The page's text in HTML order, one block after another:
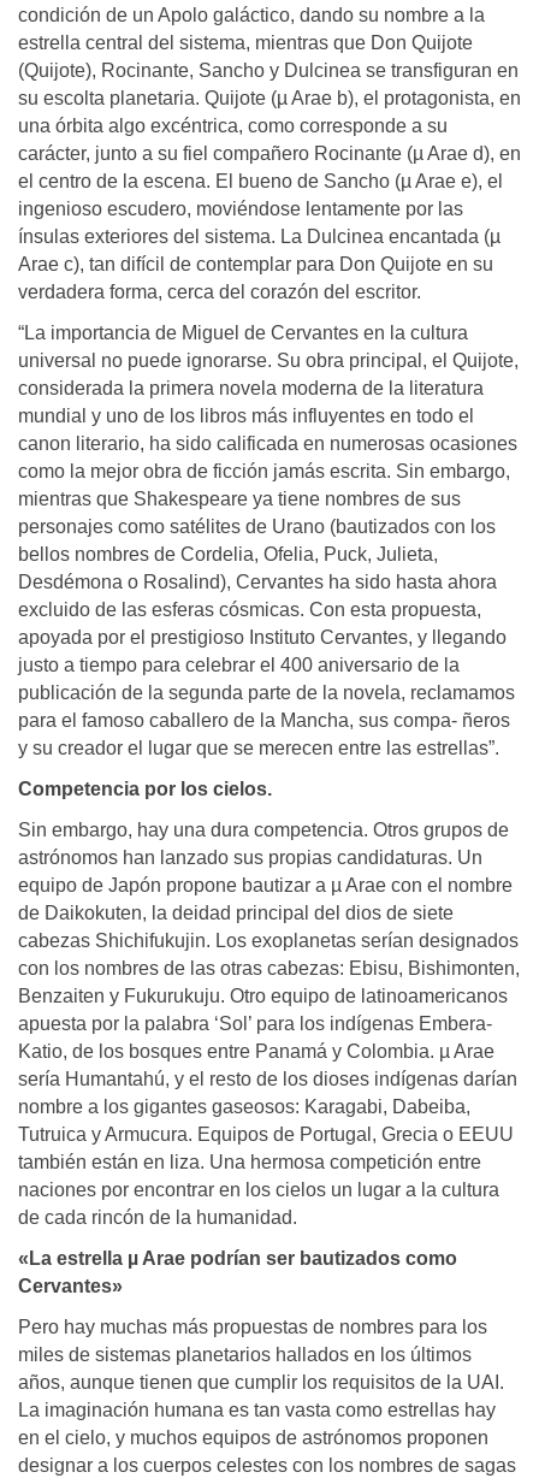
condición de un Apolo galáctico, dando su nombre a la
estrella central del sistema, mientras que Don Quijote
(Quijote), Rocinante, Sancho y Dulcinea se transfiguran en
su escolta planetaria. Quijote (µ Arae b), el protagonista, en
una órbita algo excéntrica, como corresponde a su
carácter, junto a su fiel compañero Rocinante (µ Arae d), en
el centro de la escena. El bueno de Sancho (µ Arae e), el
ingenioso escudero, moviéndose lentamente por las
ínsulas exteriores del sistema. La Dulcinea encantada (µ
Arae c), tan difícil de contemplar para Don Quijote en su
verdadera forma, cerca del corazón del escritor.
“La importancia de Miguel de Cervantes en la cultura
universal no puede ignorarse. Su obra principal, el Quijote,
considerada la primera novela moderna de la literatura
mundial y uno de los libros más influyentes en todo el
canon literario, ha sido calificada en numerosas ocasiones
como la mejor obra de ficción jamás escrita. Sin embargo,
mientras que Shakespeare ya tiene nombres de sus
personajes como satélites de Urano (bautizados con los
bellos nombres de Cordelia, Ofelia, Puck, Julieta,
Desdémona o Rosalind), Cervantes ha sido hasta ahora
excluido de las esferas cósmicas. Con esta propuesta,
apoyada por el prestigioso Instituto Cervantes, y llegando
justo a tiempo para celebrar el 400 aniversario de la
publicación de la segunda parte de la novela, reclamamos
para el famoso caballero de la Mancha, sus compa- ñeros
y su creador el lugar que se merecen entre las estrellas”.
Competencia por los cielos.
Sin embargo, hay una dura competencia. Otros grupos de
astrónomos han lanzado sus propias candidaturas. Un
equipo de Japón propone bautizar a µ Arae con el nombre
de Daikokuten, la deidad principal del dios de siete
cabezas Shichifukujin. Los exoplanetas serían designados
con los nombres de las otras cabezas: Ebisu, Bishimonten,
Benzaiten y Fukurukuju. Otro equipo de latinoamericanos
apuesta por la palabra ‘Sol’ para los indígenas Embera-
Katio, de los bosques entre Panamá y Colombia. µ Arae
sería Humantahú, y el resto de los dioses indígenas darían
nombre a los gigantes gaseosos: Karagabi, Dabeiba,
Tutruica y Armucura. Equipos de Portugal, Grecia o EEUU
también están en liza. Una hermosa competición entre
naciones por encontrar en los cielos un lugar a la cultura
de cada rincón de la humanidad.
«La estrella µ Arae podrían ser bautizados como
Cervantes»
Pero hay muchas más propuestas de nombres para los
miles de sistemas planetarios hallados en los últimos
años, aunque tienen que cumplir los requisitos de la UAI.
La imaginación humana es tan vasta como estrellas hay
en el cielo, y muchos equipos de astrónomos proponen
designar a los cuerpos celestes con los nombres de sagas